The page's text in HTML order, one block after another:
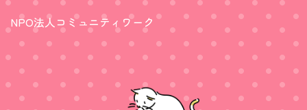
NPO法人コミュニティワーク